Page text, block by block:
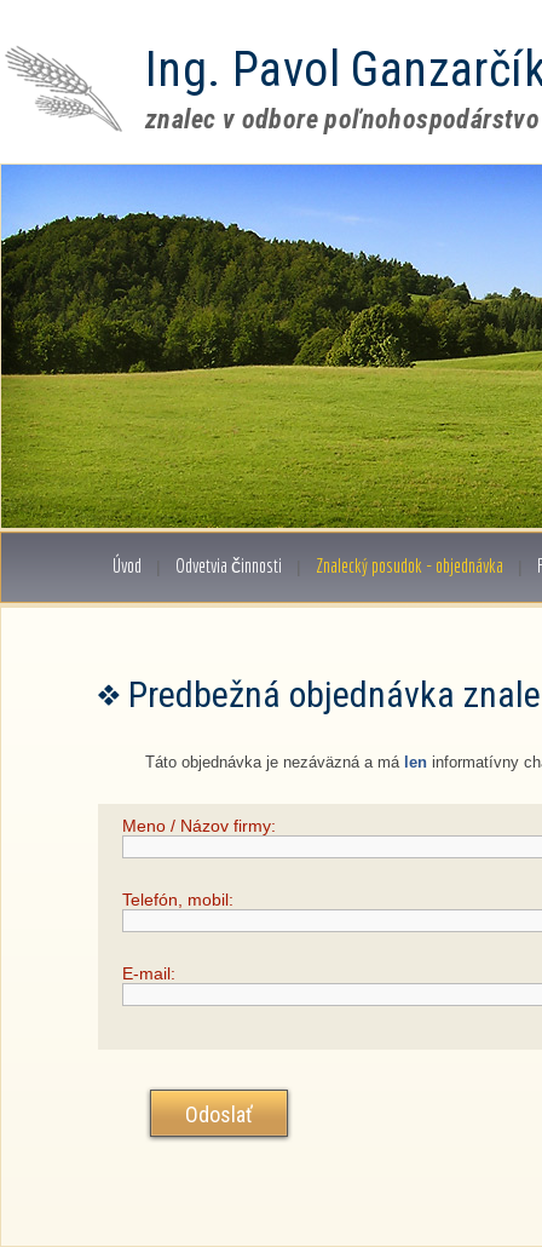
Ing. Pavol
znalec v odbore poľnohospodárstvo
Úvod Odvetvia činnosti Znalecký posudok - objednávka
Predbežná objednávka
Táto objednávka je nezáväzná a má len informatívny
Meno / Názov firmy:
Telefón, mobil:
E-mail: